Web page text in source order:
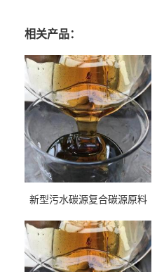
相关产品：
新型污水碳源复合碳源原料